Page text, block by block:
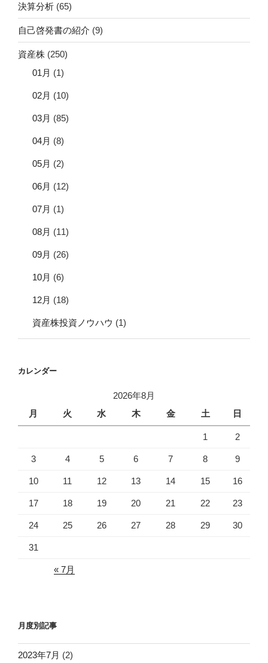
決算分析 (65)
自己啓発書の紹介 (9)
資産株 (250)
01月 (1)
02月 (10)
03月 (85)
04月 (8)
05月 (2)
06月 (12)
07月 (1)
08月 (11)
09月 (26)
10月 (6)
12月 (18)
資産株投資ノウハウ (1)
カレンダー
2026年8月
月
火 水 木 金 土 日
1 2
3 4 5 6 7 8 9
10 11 12 13 14 15 16
17 18 19 20 21 22 23
24 25 26 27 28 29 30
31
« 7月
月度別記事
2023年7月 (2)